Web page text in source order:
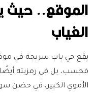
الموقع.. حيث
الغياب
يقع حي باب سريجة في
فحسب، بل في رمزيته
الأموي الكبير، في حضن